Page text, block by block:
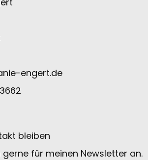
engert.de
bleiben
für meinen Newsletter an.